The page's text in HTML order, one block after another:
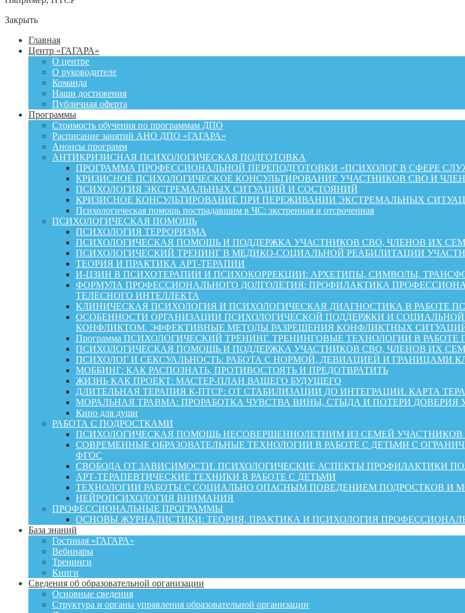
Закрыть
Главная
Центр «ГАГАРА»
О центре
О руководителе
Команда
Наши достижения
Публичная оферта
Программы
Стоимость обучения по программам ДПО
Расписание занятий АНО ДПО «ГАГАРА»
Анонсы программ
АНТИКРИЗИСНАЯ ПСИХОЛОГИЧЕСКАЯ ПОДГОТОВКА
ПРОГРАММА ПРОФЕССИОНАЛЬНОЙ ПЕРЕПОДГОТОВКИ «ПСИХОЛОГ В СФЕРЕ
КРИЗИСНОЕ ПСИХОЛОГИЧЕСКОЕ КОНСУЛЬТИРОВАНИЕ УЧАСТНИКОВ СВО И
ПСИХОЛОГИЯ ЭКСТРЕМАЛЬНЫХ СИТУАЦИЙ И СОСТОЯНИЙ
КРИЗИСНОЕ КОНСУЛЬТИРОВАНИЕ ПРИ ПЕРЕЖИВАНИИ ЭКСТРЕМАЛЬНЫХ
Психологическая помощь пострадавшим в ЧС: экстренная и отсроченная
ПСИХОЛОГИЧЕСКАЯ ПОМОЩЬ
ПСИХОЛОГИЯ ТЕРРОРИЗМА
ПСИХОЛОГИЧЕСКАЯ ПОМОЩЬ И ПОДДЕРЖКА УЧАСТНИКОВ СВО, ЧЛЕНОВ ИХ СЕМЕЙ
ПСИХОЛОГИЧЕСКИЙ ТРЕНИНГ В МЕДИКО-СОЦИАЛЬНОЙ РЕАБИЛИТАЦИИ
ТЕОРИЯ И ПРАКТИКА АРТ-ТЕРАПИИ
И-ЦЗИН В ПСИХОТЕРАПИИ И ПСИХОКОРРЕКЦИИ: АРХЕТИПЫ, СИМВОЛЫ,
ФОРМУЛА ПРОФЕССИОНАЛЬНОГО ДОЛГОЛЕТИЯ: ПРОФИЛАКТИКА
ТЕЛЕСНОГО ИНТЕЛЛЕКТА
КЛИНИЧЕСКАЯ ПСИХОЛОГИЯ И ПСИХОЛОГИЧЕСКАЯ ДИАГНОСТИКА В РАБОТЕ
ОСОБЕННОСТИ ОРГАНИЗАЦИИ ПСИХОЛОГИЧЕСКОЙ ПОДДЕРЖКИ И
КОНФЛИКТОМ. ЭФФЕКТИВНЫЕ МЕТОДЫ РАЗРЕШЕНИЯ КОНФЛИКТНЫХ
Программа ПСИХОЛОГИЧЕСКИЙ ТРЕНИНГ. ТРЕНИНГОВЫЕ ТЕХНОЛОГИИ В
ПСИХОЛОГИЧЕСКАЯ ПОМОЩЬ И ПОДДЕРЖКА УЧАСТНИКОВ СВО, ЧЛЕНОВ ИХ СЕМЕЙ
ПСИХОЛОГ И СЕКСУАЛЬНОСТЬ: РАБОТА С НОРМОЙ, ДЕВИАЦИЕЙ И ГРАНИЦАМИ
МОББИНГ: КАК РАСПОЗНАТЬ, ПРОТИВОСТОЯТЬ И ПРЕДОТВРАТИТЬ
ЖИЗНЬ КАК ПРОЕКТ: МАСТЕР‑ПЛАН ВАШЕГО БУДУЩЕГО
ДЛИТЕЛЬНАЯ ТЕРАПИЯ К-ПТСР: ОТ СТАБИЛИЗАЦИИ ДО ИНТЕГРАЦИИ. КАРТА
МОРАЛЬНАЯ ТРАВМА: ПРОРАБОТКА ЧУВСТВА ВИНЫ, СТЫДА И ПОТЕРИ ДОВЕРИЯ
Кино для души
РАБОТА С ПОДРОСТКАМИ
ПСИХОЛОГИЧЕСКАЯ ПОМОЩЬ НЕСОВЕРШЕННОЛЕТНИМ ИЗ СЕМЕЙ УЧАСТНИКОВ
СОВРЕМЕННЫЕ ОБРАЗОВАТЕЛЬНЫЕ ТЕХНОЛОГИИ В РАБОТЕ С ДЕТЬМИ С
ФГОС
СВОБОДА ОТ ЗАВИСИМОСТИ. ПСИХОЛОГИЧЕСКИЕ АСПЕКТЫ ПРОФИЛАКТИКИ
АРТ-ТЕРАПЕВТИЧЕСКИЕ ТЕХНИКИ В РАБОТЕ С ДЕТЬМИ
ТЕХНОЛОГИИ РАБОТЫ С СОЦИАЛЬНО ОПАСНЫМ ПОВЕДЕНИЕМ ПОДРОСТКОВ И
НЕЙРОПСИХОЛОГИЯ ВНИМАНИЯ
ПРОФЕССИОНАЛЬНЫЕ ПРОГРАММЫ
ОСНОВЫ ЖУРНАЛИСТИКИ: ТЕОРИЯ, ПРАКТИКА И ПСИХОЛОГИЯ
База знаний
Гостиная «ГАГАРА»
Вебинары
Тренинги
Книги
Сведения об образовательной организации
Основные сведения
Структура и органы управления образовательной организации